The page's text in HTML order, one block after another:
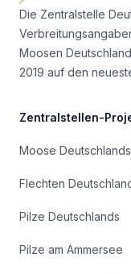
Die Zentralstelle
Moosen
2019 auf den
Zentralstellen-
Moose Deutschlands
Flechten
Pilze Deutschlands
Pilze am Ammersee